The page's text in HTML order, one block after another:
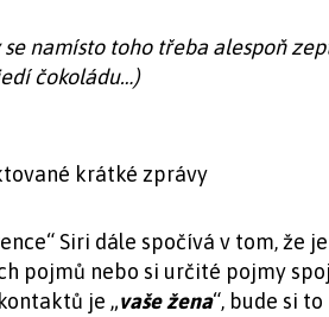
namísto toho třeba alespoň
čokoládu…)
krátké zprávy
Siri dále spočívá v tom, že
pojmů nebo si určité pojmy
je „vaše žena“, bude si